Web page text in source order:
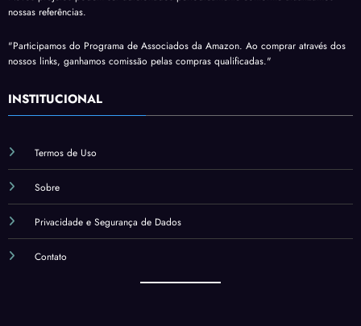
nossas referências.
"Participamos do Programa de Associados da Amazon. Ao comprar através dos
nossos links, ganhamos comissão pelas compras qualificadas."
INSTITUCIONAL
Termos de Uso
Sobre
Privacidade e Segurança de Dados
Contato